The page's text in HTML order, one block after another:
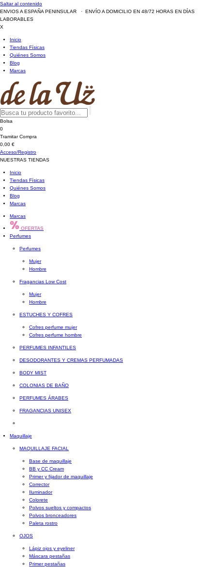
Saltar al contenido
ENVIOS A ESPAÑA PENINSULAR · ENVÍO A DOMICILIO EN 48/72 HORAS EN DÍAS
LABORABLES
X
Inicio
Tiendas Físicas
Quiénes Somos
Blog
Marcas
Bolsa
0
Tramitar Compra
0,00 €
Acceso/Registro
NUESTRAS TIENDAS
Inicio
Tiendas Físicas
Quiénes Somos
Blog
Marcas
Marcas
OFERTAS
Perfumes
Perfumes
Mujer
Hombre
Fragancias Low Cost
Mujer
Hombre
ESTUCHES Y COFRES
Cofres perfume mujer
Cofres perfume hombre
PERFUMES INFANTILES
DESODORANTES Y CREMAS PERFUMADAS
BODY MIST
COLONIAS DE BAÑO
PERFUMES ÁRABES
FRAGANCIAS UNISEX
Maquillaje
MAQUILLAJE FACIAL
Base de maquillaje
BB y CC Cream
Primer y fijador de maquillaje
Corrector
Iluminador
Colorete
Polvos sueltos y compactos
Polvos bronceadores
Paleta rostro
OJOS
Lápiz ojos y eyeliner
Máscara pestañas
Primer pestañas